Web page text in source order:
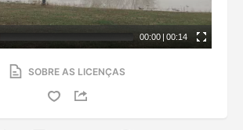
00:00 | 00:14
SOBRE AS LICENÇAS